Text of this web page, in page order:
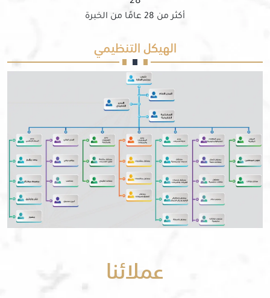
أكثر من 28 عامًا من الخبرة
الهيكل التنظيمي
عملائنا